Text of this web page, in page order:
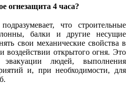
огнезащита 4 часа?
подразумевает, что строительные
балки и другие несущие
свои механические свойства в
воздействии открытого огня. Это
людей, выполнения
и, при необходимости, для